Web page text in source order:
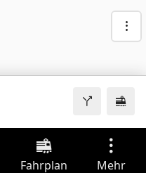
Fahrplan Mehr